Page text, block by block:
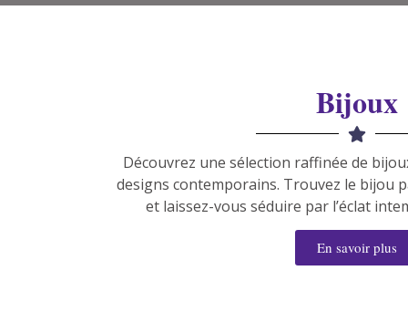
Bijoux
Découvrez une sélection raffinée de
designs contemporains. Trouvez le bijou
et laissez-vous séduire par l’éclat
En savoir plus